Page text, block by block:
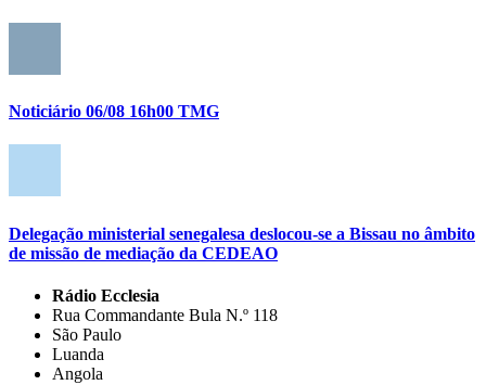
Noticiário 06/08 16h00 TMG
Delegação ministerial senegalesa deslocou-se a Bissau no âmbito
de missão de mediação da CEDEAO
Rádio Ecclesia
Rua Commandante Bula N.º 118
São Paulo
Luanda
Angola